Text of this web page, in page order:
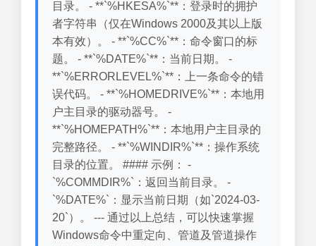
目录。 - **`%HKESA%`**：登录时的拥护
者字符串（仅在Windows 2000及其以上版
本有效）。 - **`%CC%`**：命令窗口的标
题。 - **`%DATE%`**：当前日期。 -
**`%ERRORLEVEL%`**：上一条命令的错
误代码。 - **`%HOMEDRIVE%`**：本地用
户主目录的驱动器号。 -
**`%HOMEPATH%`**：本地用户主目录的
完整路径。 - **`%WINDIR%`**：操作系统
目录的位置。 #### 示例： -
`%COMMDIR%`：返回当前目录。 -
`%DATE%`：显示当前日期（如`2024-03-
20`）。 --- 通过以上总结，可以快速掌握
Windows命令中重定向、管道及管道操作